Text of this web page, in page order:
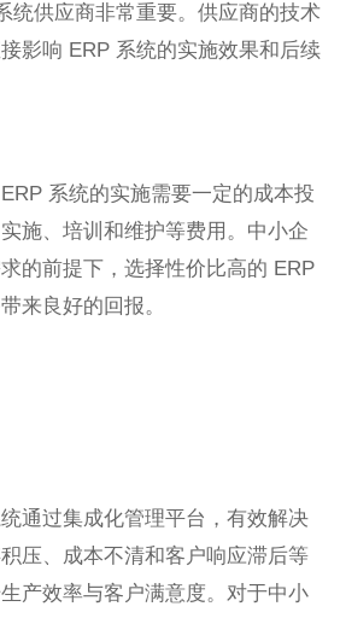
统供应商非常重要。供应商的技术
影响 ERP 系统的实施效果和后续
系统的实施需要一定的成本投
施、培训和维护等费用。中小企
的前提下，选择性价比高的 ERP
来良好的回报。
过集成化管理平台，有效解决
压、成本不清和客户响应滞后等
产效率与客户满意度。对于中小